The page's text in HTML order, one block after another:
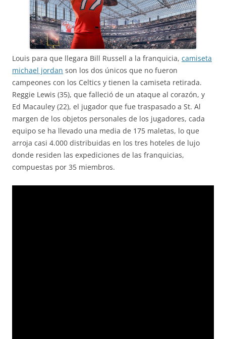
Louis para que llegara Bill Russell a la franquicia, camiseta
michael jordan son los dos únicos que no fueron
campeones con los Celtics y tienen la camiseta retirada.
Reggie Lewis (35), que falleció de un ataque al corazón, y
Ed Macauley (22), el jugador que fue traspasado a St. Al
margen de los objetos personales de los jugadores, cada
equipo se ha llevado una media de 175 maletas, lo que
arroja casi 4.000 distribuidas en los tres hoteles de lujo
donde residen las expediciones de las franquicias,
compuestas por 35 miembros.